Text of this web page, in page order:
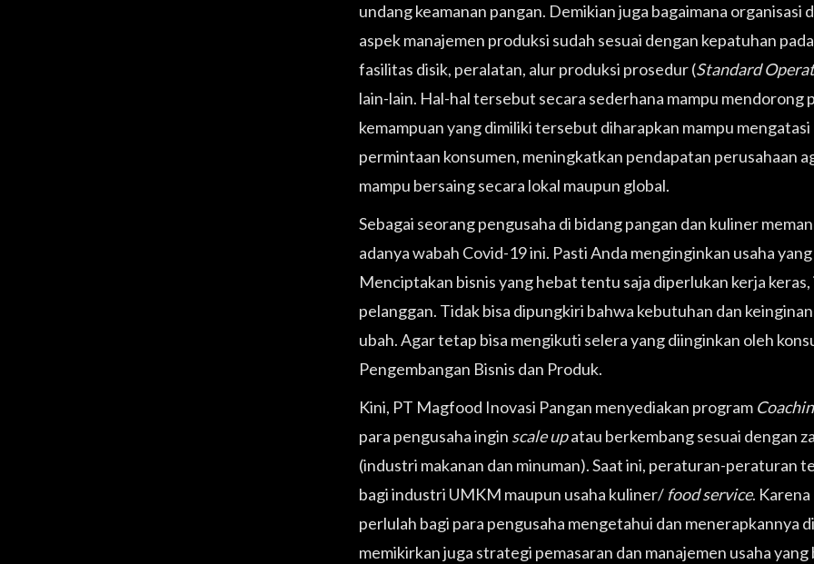
undang keamanan pangan. Demikian juga bagaimana organisasi
aspek manajemen produksi sudah sesuai dengan kepatuhan
fasilitas disik, peralatan, alur produksi prosedur (Standard
lain-lain. Hal-hal tersebut secara sederhana mampu mendorong
kemampuan yang dimiliki tersebut diharapkan mampu
permintaan konsumen, meningkatkan pendapatan perusahaan
mampu bersaing secara lokal maupun global.
Sebagai seorang pengusaha di bidang pangan dan kuliner
adanya wabah Covid-19 ini. Pasti Anda menginginkan usaha
Menciptakan bisnis yang hebat tentu saja diperlukan kerja
pelanggan. Tidak bisa dipungkiri bahwa kebutuhan dan
ubah. Agar tetap bisa mengikuti selera yang diinginkan oleh
Pengembangan Bisnis dan Produk.
Kini, PT Magfood Inovasi Pangan menyediakan program
para pengusaha ingin scale upatau berkembang sesuai dengan
(industri makanan dan minuman). Saat ini, peraturan-peraturan
bagi industri UMKM maupun usaha kuliner/ food service.
perlulah bagi para pengusaha mengetahui dan menerapkannya
memikirkan juga strategi pemasaran dan manajemen usaha yang